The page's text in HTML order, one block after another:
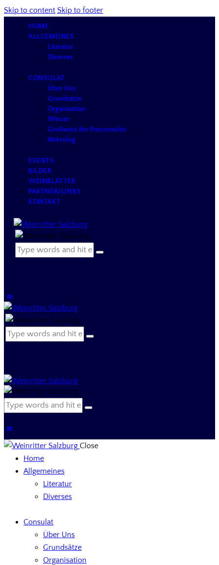
Skip to content Skip to footer
HOME
ALLGEMEINES
Literatur
Diverses
CONSULAT
Über Uns
Grundsätze
Organisation
Winzer
Grußwort der Proconsules
Nekrolog
EVENTS
BILDER
WEINBLÄTTER
PARTNER/LINKS
KONTAKT
Close
Home
Allgemeines
Literatur
Diverses
Consulat
Über Uns
Grundsätze
Organisation